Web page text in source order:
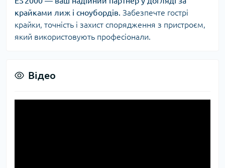
крайками лиж і сноубордів. Забезпечте гострі
крайки, точність і захист спорядження з пристроєм,
який використовують професіонали.
Відео